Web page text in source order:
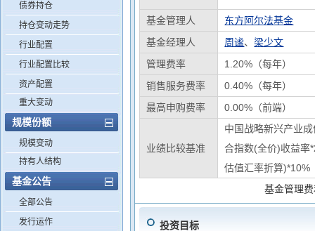
债券持仓
持仓变动走势
行业配置
行业配置比较
资产配置
重大变动
规模份额
规模变动
持有人结构
基金公告
全部公告
发行运作
基金管理人
东方阿尔法基金
基金经理人
周谧、梁少文
管理费率
1.20%（每年）
销售服务费率
0.40%（每年）
最高申购费率
0.00%（前端）
业绩比较基准
中国战略新兴产业
合指数(全价)收益率
估值汇率折算)*10%
基金管理
投资目标